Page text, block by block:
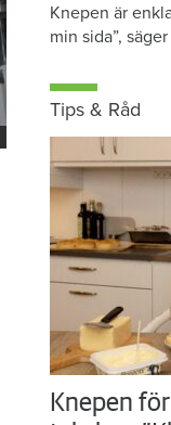
Knepen är
min sida”,
Tips & Råd
Knepen